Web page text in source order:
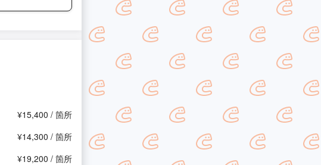
¥15,400 / 箇所
¥14,300 / 箇所
¥19,200 / 箇所